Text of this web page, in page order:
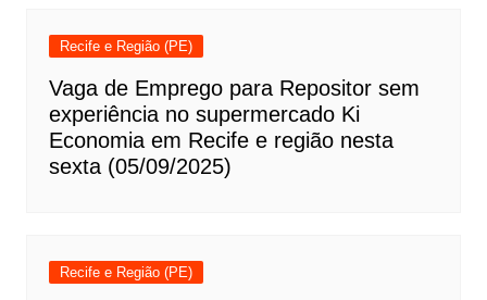
Recife e Região (PE)
Vaga de Emprego para Repositor sem
experiência no supermercado Ki
Economia em Recife e região nesta
sexta (05/09/2025)
Recife e Região (PE)